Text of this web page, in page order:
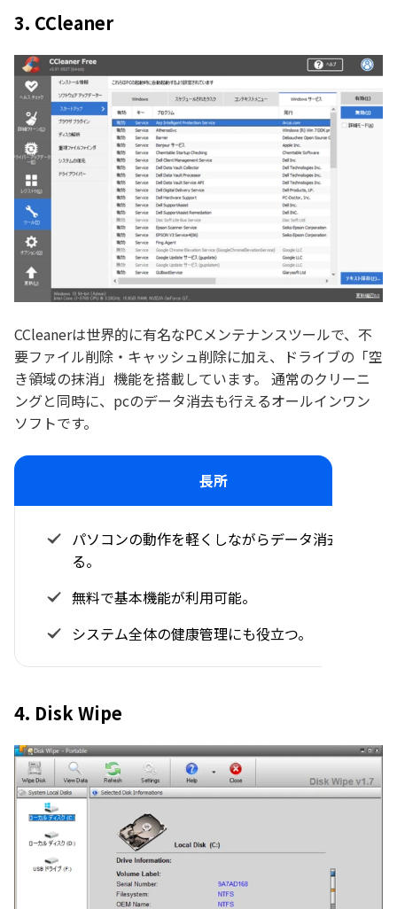
3. CCleaner
CCleanerは世界的に有名なPCメンテナンスツールで、不
要ファイル削除・キャッシュ削除に加え、ドライブの「空
き領域の抹消」機能を搭載しています。 通常のクリーニ
ングと同時に、pcのデータ消去も行えるオールインワン
ソフトです。
長所
パソコンの動作を軽くしながらデータ消去でき
る。
無料で基本機能が利用可能。
システム全体の健康管理にも役立つ。
4. Disk Wipe